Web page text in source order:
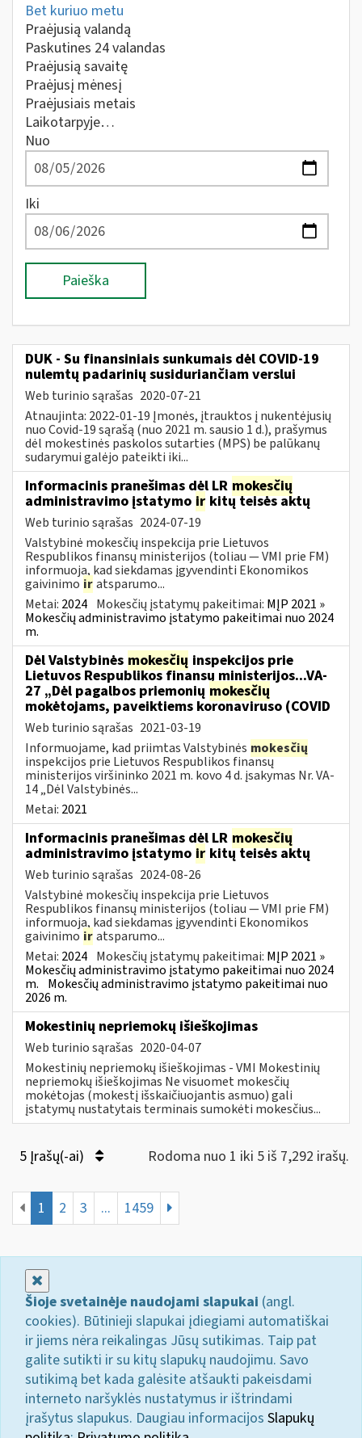
Bet kuriuo metu
Praėjusią valandą
Paskutines 24 valandas
Praėjusią savaitę
Praėjusį mėnesį
Praėjusiais metais
Laikotarpyje…
Nuo
Iki
Paieška
DUK - Su finansiniais sunkumais dėl COVID-19
nulemtų padarinių susiduriančiam verslui
Web turinio sąrašas 2020-07-21
Atnaujinta: 2022-01-19 Įmonės, įtrauktos į nukentėjusių
nuo Covid-19 sąrašą (nuo 2021 m. sausio 1 d.), prašymus
dėl mokestinės paskolos sutarties (MPS) be palūkanų
sudarymui galėjo pateikti iki...
Informacinis pranešimas dėl LR mokesčių
administravimo įstatymo ir kitų teisės aktų
Web turinio sąrašas 2024-07-19
Valstybinė mokesčių inspekcija prie Lietuvos
Respublikos finansų ministerijos (toliau — VMI prie FM)
informuoja, kad siekdamas įgyvendinti Ekonomikos
gaivinimo iratsparumo...
Metai: 2024 Mokesčių įstatymų pakeitimai: MĮP 2021 »
Mokesčių administravimo įstatymo pakeitimai nuo 2024
m.
Dėl Valstybinės mokesčių inspekcijos prie
Lietuvos Respublikos finansų ministerijos...VA-
27 „Dėl pagalbos priemonių mokesčių
mokėtojams, paveiktiems koronaviruso (COVID
Web turinio sąrašas 2021-03-19
Informuojame, kad priimtas Valstybinės mokesčių
inspekcijos prie Lietuvos Respublikos finansų
ministerijos viršininko 2021 m. kovo 4 d. įsakymas Nr. VA-
14 „Dėl Valstybinės...
Metai: 2021
Informacinis pranešimas dėl LR mokesčių
administravimo įstatymo ir kitų teisės aktų
Web turinio sąrašas 2024-08-26
Valstybinė mokesčių inspekcija prie Lietuvos
Respublikos finansų ministerijos (toliau — VMI prie FM)
informuoja, kad siekdamas įgyvendinti Ekonomikos
gaivinimo iratsparumo...
Metai: 2024 Mokesčių įstatymų pakeitimai: MĮP 2021 »
Mokesčių administravimo įstatymo pakeitimai nuo 2024
m. Mokesčių administravimo įstatymo pakeitimai nuo
2026 m.
Mokestinių nepriemokų išieškojimas
Web turinio sąrašas 2020-04-07
Mokestinių nepriemokų išieškojimas - VMI Mokestinių
nepriemokų išieškojimas Ne visuomet mokesčių
mokėtojas (mokestį išskaičiuojantis asmuo) gali
įstatymų nustatytais terminais sumokėti mokesčius...
5 Įrašų(-ai) Rodoma nuo 1 iki 5 iš 7,292 irašų.
1 2 3 ... 1459
Šioje svetainėje naudojami slapukai (angl.
cookies). Būtinieji slapukai įdiegiami automatiškai
ir jiems nėra reikalingas Jūsų sutikimas. Taip pat
galite sutikti ir su kitų slapukų naudojimu. Savo
sutikimą bet kada galėsite atšaukti pakeisdami
interneto naršyklės nustatymus ir ištrindami
įrašytus slapukus. Daugiau informacijos Slapukų